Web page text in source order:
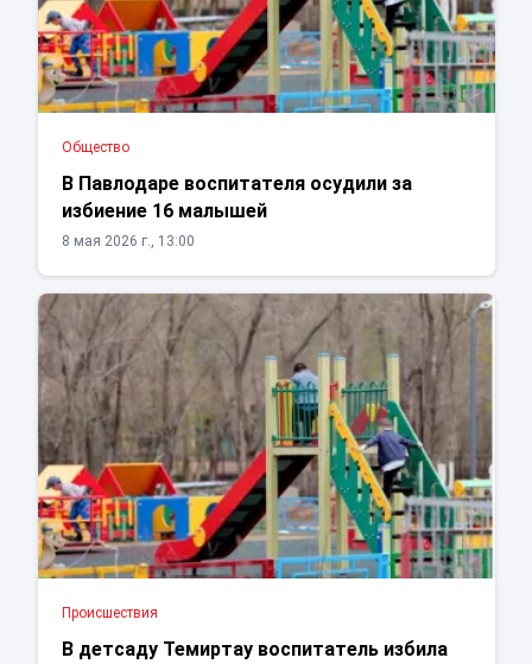
Общество
В Павлодаре воспитателя осудили за
избиение 16 малышей
8 мая 2026 г., 13:00
Проиcшествия
В детсаду Темиртау воспитатель избила